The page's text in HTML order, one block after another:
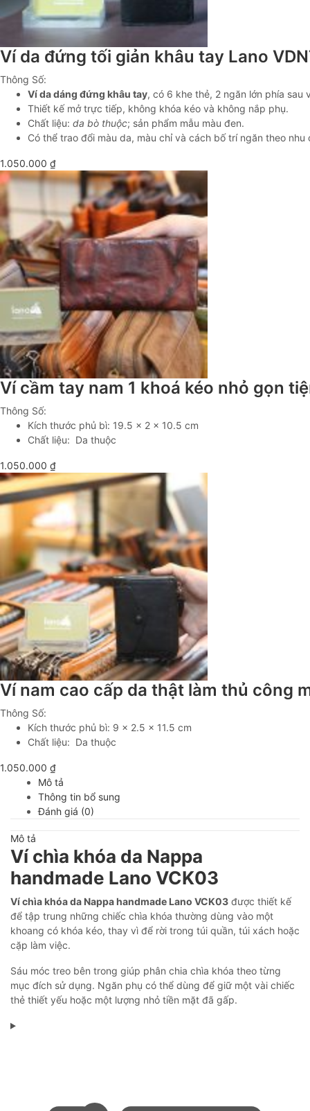
Ví da đứng tối giản khâu tay Lano
Thông Số:
Ví da dáng đứng khâu tay, có 6 khe thẻ, 2 ngăn lớn phía sau
Thiết kế mở trực tiếp, không khóa kéo và không nắp phụ.
Chất liệu: da bò thuộc; sản phẩm mẫu màu đen.
Có thể trao đổi màu da, màu chỉ và cách bố trí ngăn theo nhu
1.050.000 ₫
Ví cầm tay nam 1 khoá kéo nhỏ gọn
Thông Số:
Kích thước phủ bì: 19.5 x 2 x 10.5 cm
Chất liệu: Da thuộc
1.050.000 ₫
Ví nam cao cấp da thật làm thủ công
Thông Số:
Kích thước phủ bì: 9 x 2.5 x 11.5 cm
Chất liệu: Da thuộc
1.050.000 ₫
Mô tả
Thông tin bổ sung
Đánh giá (0)
Mô tả
Ví chìa khóa da Nappa
handmade Lano VCK03
Ví chìa khóa da Nappa handmade Lano VCK03 được thiết kế
để tập trung những chiếc chìa khóa thường dùng vào một
khoang có khóa kéo, thay vì để rời trong túi quần, túi xách hoặc
cặp làm việc.
Sáu móc treo bên trong giúp phân chia chìa khóa theo từng
mục đích sử dụng. Ngăn phụ có thể dùng để giữ một vài chiếc
thẻ thiết yếu hoặc một lượng nhỏ tiền mặt đã gấp.